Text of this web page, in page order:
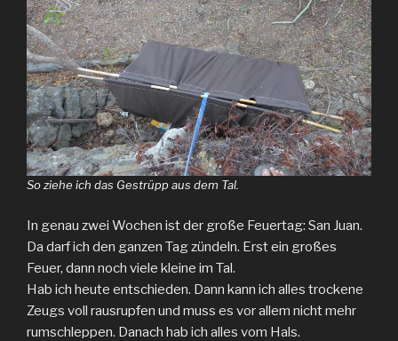
So ziehe ich das Gestrüpp aus dem Tal.
In genau zwei Wochen ist der große Feuertag: San Juan.
Da darf ich den ganzen Tag zündeln. Erst ein großes
Feuer, dann noch viele kleine im Tal.
Hab ich heute entschieden. Dann kann ich alles trockene
Zeugs voll rausrupfen und muss es vor allem nicht mehr
rumschleppen. Danach hab ich alles vom Hals.